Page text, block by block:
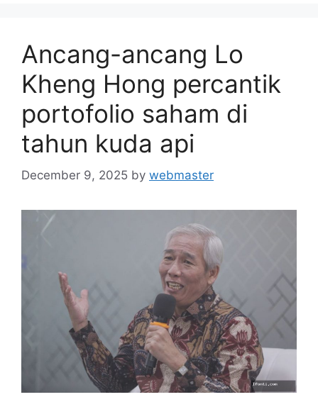
Ancang-ancang Lo
Kheng Hong percantik
portofolio saham di
tahun kuda api
December 9, 2025 by webmaster